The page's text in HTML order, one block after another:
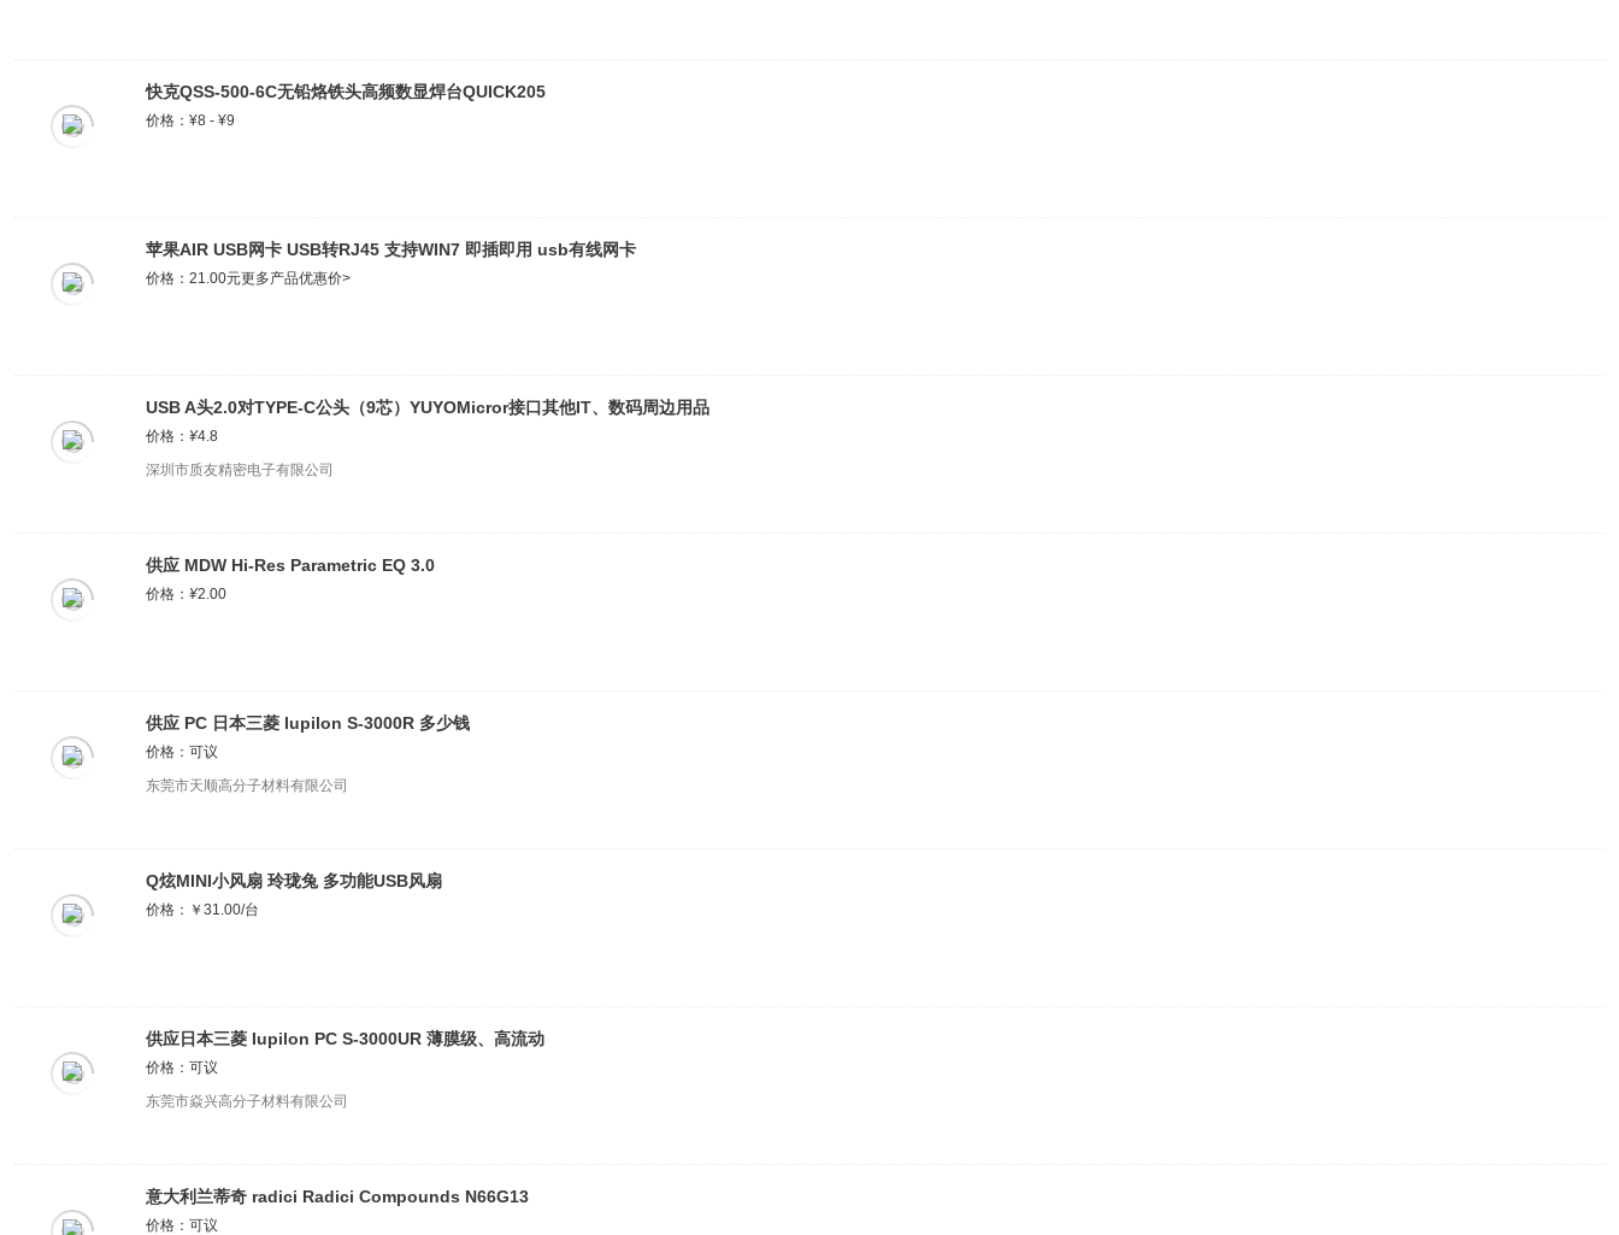
快克QSS-500-6C无铅烙铁头高频数显焊台QUICK205
价格：¥8 - ¥9
苹果AIR USB网卡 USB转RJ45 支持WIN7 即插即用 usb有线网卡
价格：21.00元更多产品优惠价>
USB A头2.0对TYPE-C公头（9芯）YUYOMicror接口其他IT、数码周边用品
价格： ¥4.8
深圳市质友精密电子有限公司
供应 MDW Hi-Res Parametric EQ 3.0
价格： ¥2.00
供应 PC 日本三菱 Iupilon S-3000R 多少钱
价格：可议
东莞市天顺高分子材料有限公司
Q炫MINI小风扇 玲珑兔 多功能USB风扇
价格：￥31.00/台
供应日本三菱 Iupilon PC S-3000UR 薄膜级、高流动
价格：可议
东莞市焱兴高分子材料有限公司
意大利兰蒂奇 radici Radici Compounds N66G13
价格：可议